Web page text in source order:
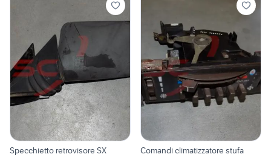
Specchietto retrovisore SX
Comandi climatizzatore stufa